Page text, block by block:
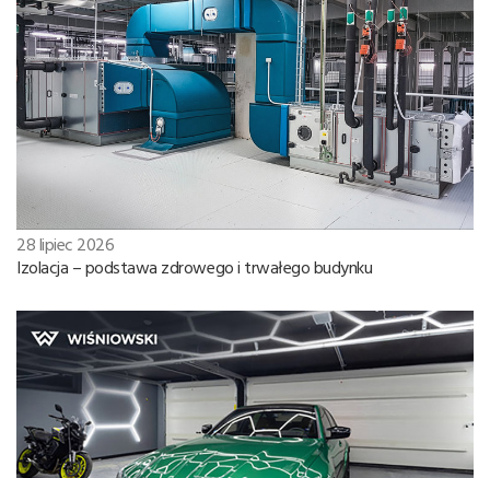
28 lipiec 2026
Izolacja – podstawa zdrowego i trwałego budynku